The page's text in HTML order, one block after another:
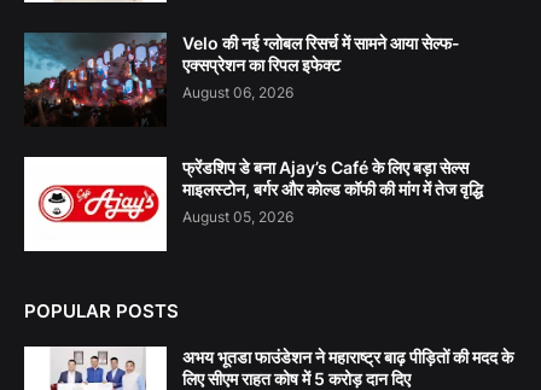
Velo की नई ग्लोबल रिसर्च में सामने आया सेल्फ-
एक्सप्रेशन का रिपल इफेक्ट
August 06, 2026
फ्रेंडशिप डे बना Ajay’s Café के लिए बड़ा सेल्स
माइलस्टोन, बर्गर और कोल्ड कॉफी की मांग में तेज वृद्धि
August 05, 2026
POPULAR POSTS
अभय भूतडा फाउंडेशन ने महाराष्ट्र बाढ़ पीड़ितों की मदद के
लिए सीएम राहत कोष में 5 करोड़ दान दिए